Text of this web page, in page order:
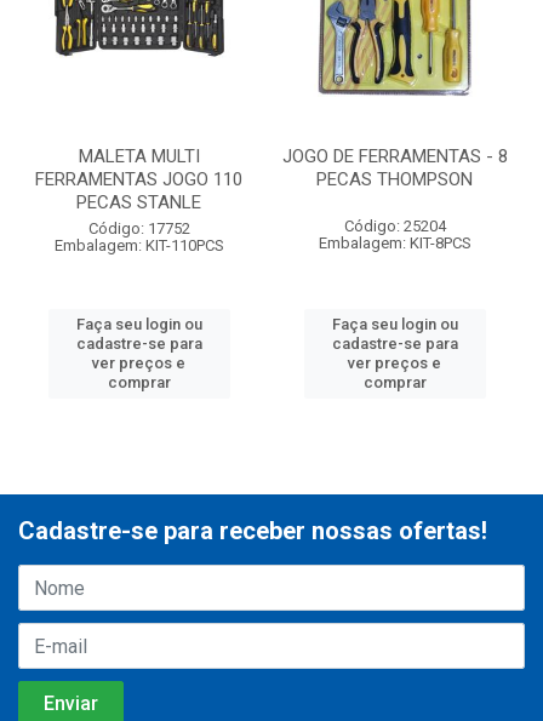
MALETA MULTI
FERRAMENTAS JOGO 110
PECAS STANLE
Código: 17752
Embalagem: KIT-110PCS
Faça seu login ou
cadastre-se para
ver preços e
comprar
JOGO DE FERRAMENTAS - 8
PECAS THOMPSON
Código: 25204
Embalagem: KIT-8PCS
Faça seu login ou
cadastre-se para
ver preços e
comprar
Cadastre-se para receber nossas ofertas!